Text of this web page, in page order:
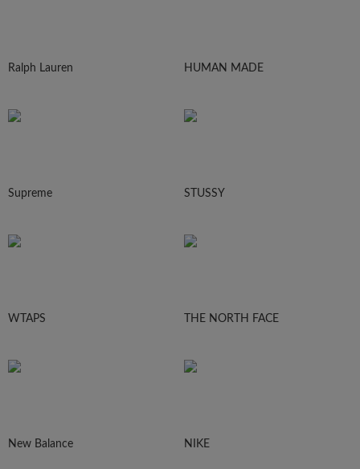
Ralph Lauren HUMAN MADE
Supreme STUSSY
WTAPS THE NORTH FACE
New Balance NIKE